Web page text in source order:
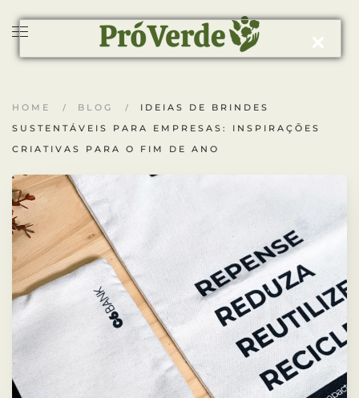
Skip to main content
HOME BLOG
IDEIAS DE BRINDES
SUSTENTÁVEIS PARA EMPRESAS: INSPIRAÇÕES
CRIATIVAS PARA O FIM DE ANO